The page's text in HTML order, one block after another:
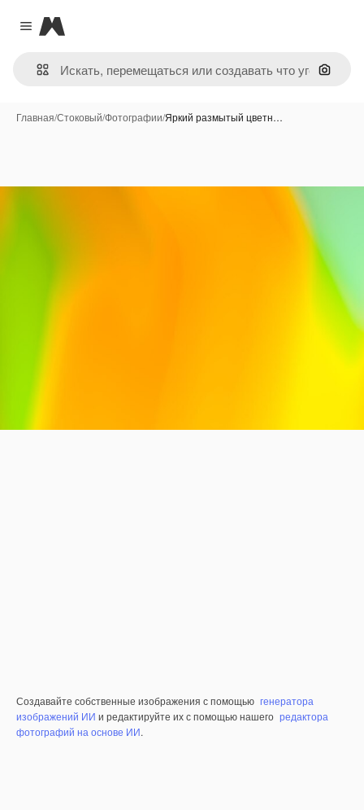
Close menu
Magnific
Поиск
Главная/Стоковый/Фотографии/Яркий размытый цветн…
Создавайте собственные изображения с помощью генератора
изображений ИИ и редактируйте их с помощью нашего редактора
фотографий на основе ИИ.